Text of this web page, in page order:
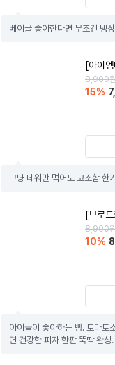
베이글 좋아한다면 무조건 냉
[아이
8,900
15%
그냥 데워만 먹어도 고소함 한
[브로
8,900
10%
아이들이 좋아하는 빵. 토마토
면 건강한 피자 한판 뚝딱 완성.